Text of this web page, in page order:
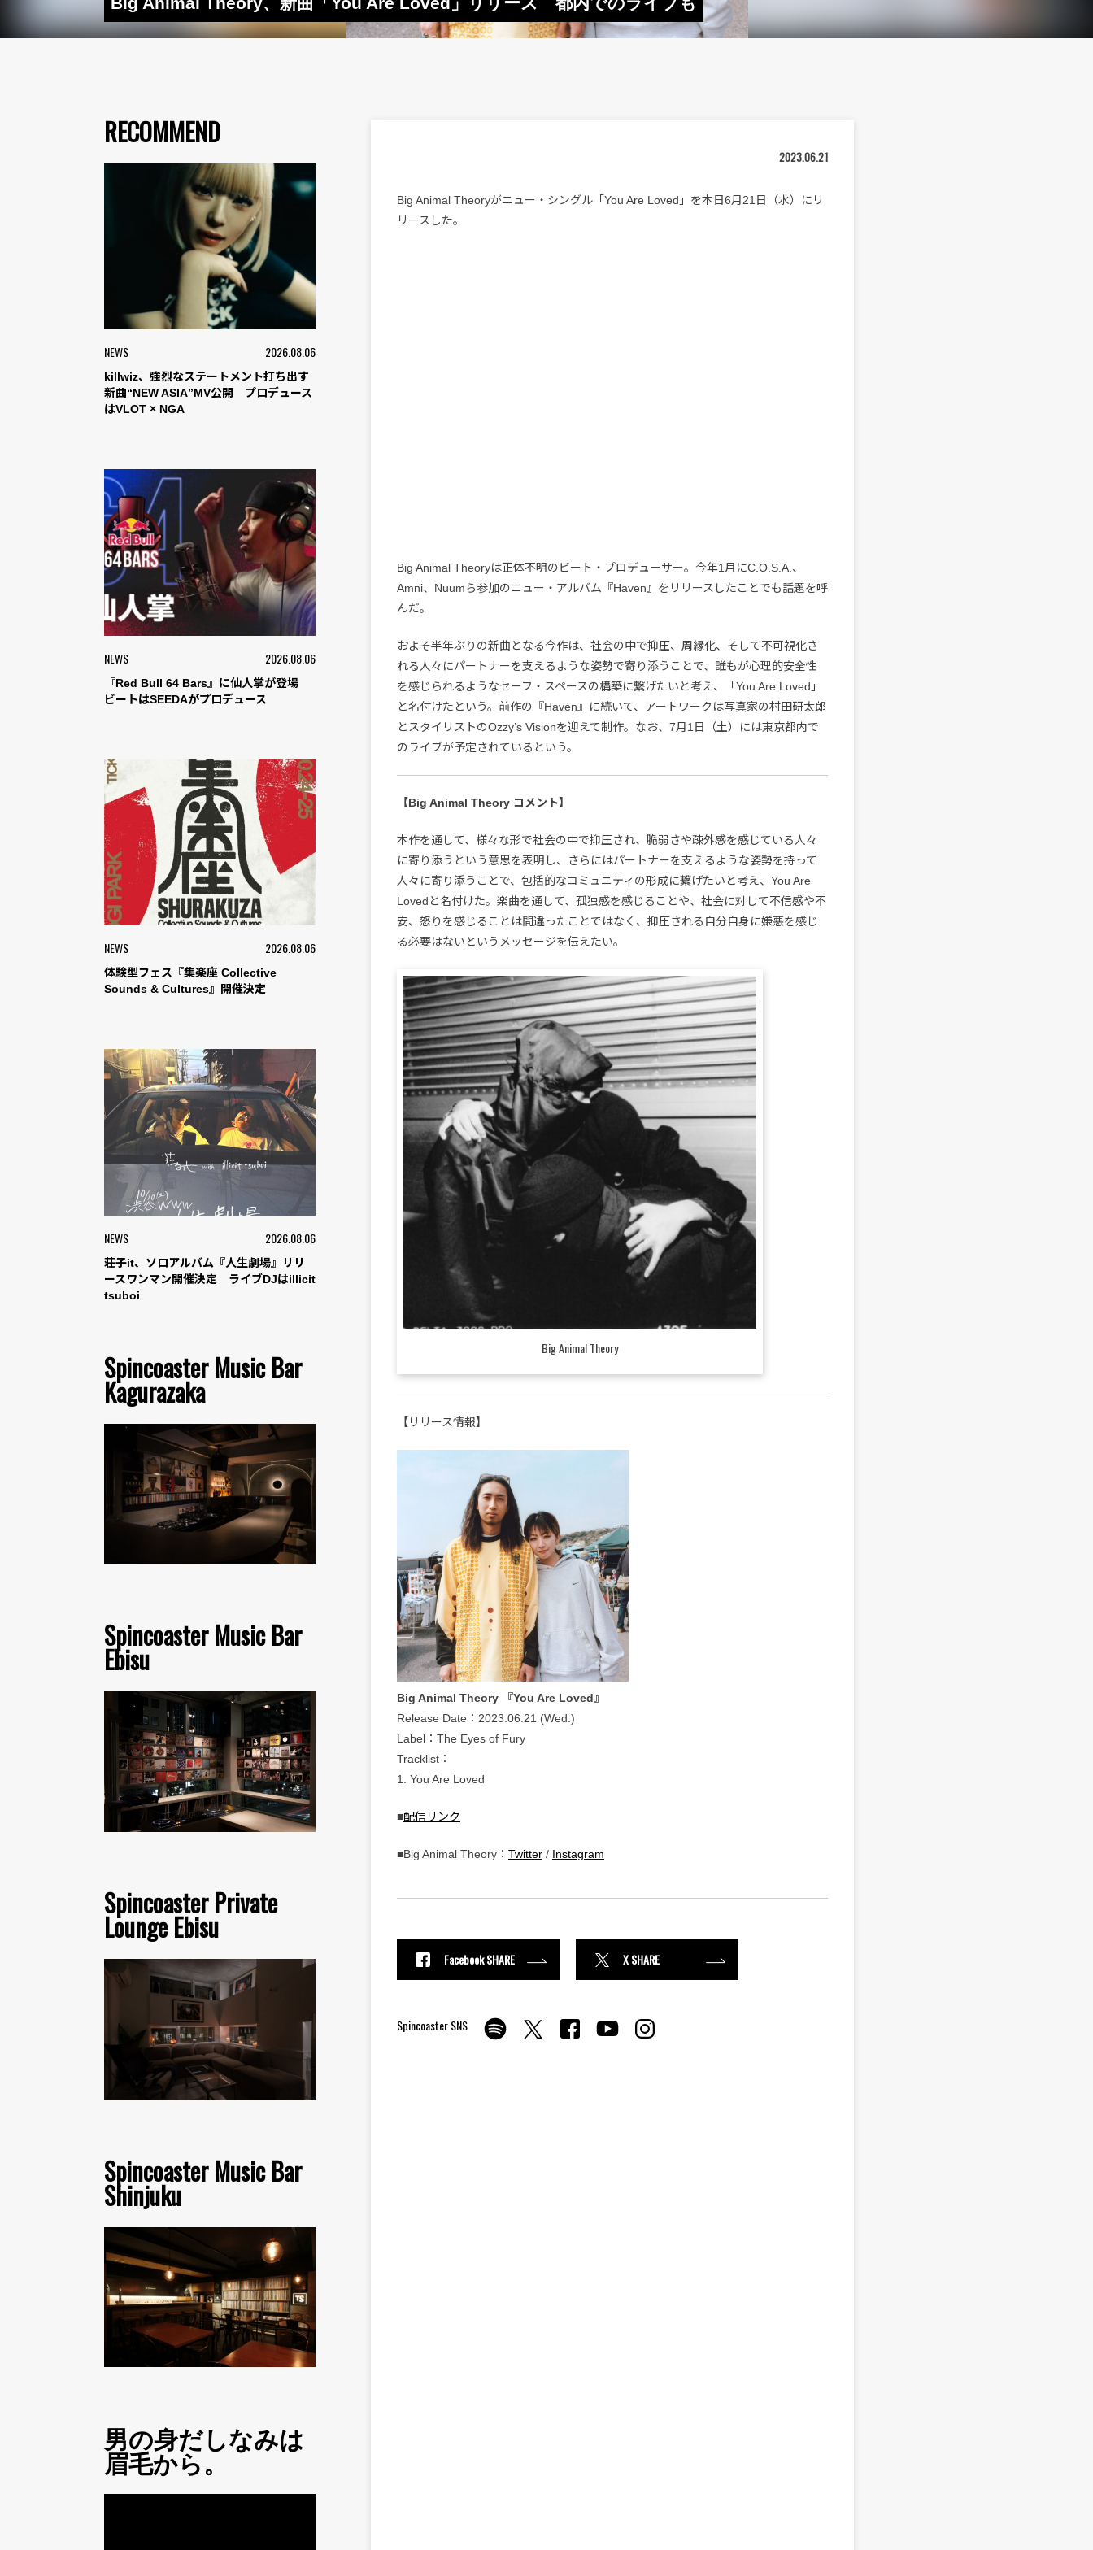
RECOMMEND
NEWS 2026.08.06
killwiz、強烈なステートメント打ち出す
新曲“NEW ASIA”MV公開 プロデュース
はVLOT × NGA
NEWS 2026.08.06
『Red Bull 64 Bars』に仙人掌が登場
ビートはSEEDAがプロデュース
NEWS 2026.08.06
体験型フェス『集楽座 Collective
Sounds & Cultures』開催決定
NEWS 2026.08.06
荘子it、ソロアルバム『人生劇場』リリ
ースワンマン開催決定 ライブDJはillicit
tsuboi
Spincoaster Music Bar
Kagurazaka
Spincoaster Music Bar
Ebisu
Spincoaster Private
Lounge Ebisu
Spincoaster Music Bar
Shinjuku
男の身だしなみは
眉毛から。
2023.06.21
Big Animal Theoryがニュー・シングル「You Are Loved」を本日6月21日（水）にリ
リースした。
Big Animal Theoryは正体不明のビート・プロデューサー。今年1月にC.O.S.A.、
Amni、Nuumら参加のニュー・アルバム『Haven』をリリースしたことでも話題を呼
んだ。
およそ半年ぶりの新曲となる今作は、社会の中で抑圧、周縁化、そして不可視化さ
れる人々にパートナーを支えるような姿勢で寄り添うことで、誰もが心理的安全性
を感じられるようなセーフ・スペースの構築に繋げたいと考え、「You Are Loved」
と名付けたという。前作の『Haven』に続いて、アートワークは写真家の村田研太郎
とスタイリストのOzzy’s Visionを迎えて制作。なお、7月1日（土）には東京都内で
のライブが予定されているという。
【Big Animal Theory コメント】
本作を通して、様々な形で社会の中で抑圧され、脆弱さや疎外感を感じている人々
に寄り添うという意思を表明し、さらにはパートナーを支えるような姿勢を持って
人々に寄り添うことで、包括的なコミュニティの形成に繋げたいと考え、You Are
Lovedと名付けた。楽曲を通して、孤独感を感じることや、社会に対して不信感や不
安、怒りを感じることは間違ったことではなく、抑圧される自分自身に嫌悪を感じ
る必要はないというメッセージを伝えたい。
Big Animal Theory
【リリース情報】
Big Animal Theory 『You Are Loved』
Release Date：2023.06.21 (Wed.)
Label：The Eyes of Fury
Tracklist：
1. You Are Loved
■配信リンク
■Big Animal Theory： Twitter / Instagram
Facebook SHARE X SHARE
Spincoaster SNS